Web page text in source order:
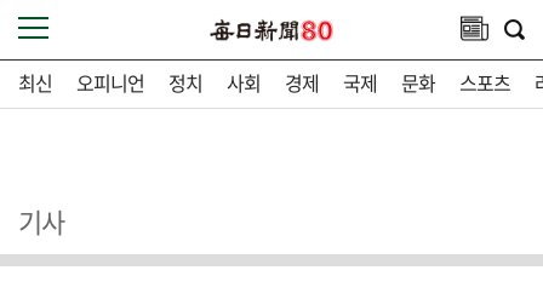
최신 오피니언 정치 사회 경제 국제 문화 스포츠
기사